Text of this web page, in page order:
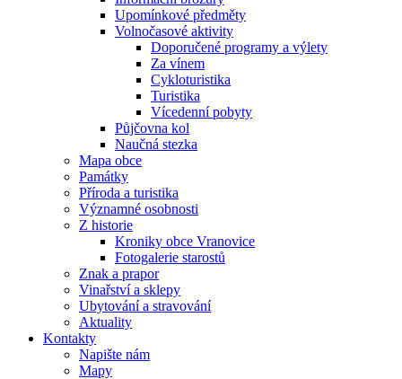
Upomínkové předměty
Volnočasové aktivity
Doporučené programy a výlety
Za vínem
Cykloturistika
Turistika
Vícedenní pobyty
Půjčovna kol
Naučná stezka
Mapa obce
Památky
Příroda a turistika
Významné osobnosti
Z historie
Kroniky obce Vranovice
Fotogalerie starostů
Znak a prapor
Vinařství a sklepy
Ubytování a stravování
Aktuality
Kontakty
Napište nám
Mapy